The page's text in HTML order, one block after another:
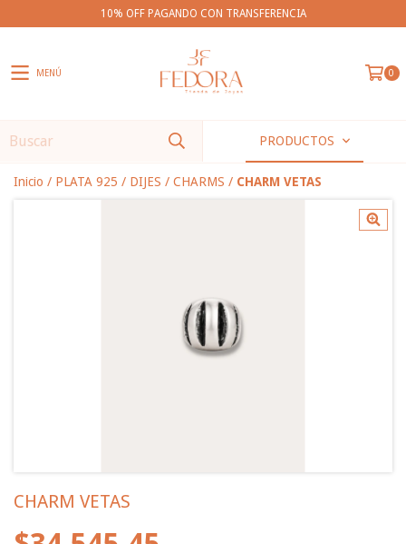
10% OFF PAGANDO CON TRANSFERENCIA
MENÚ 0
PRODUCTOS
Inicio / PLATA 925 / DIJES / CHARMS / CHARM VETAS
CHARM VETAS